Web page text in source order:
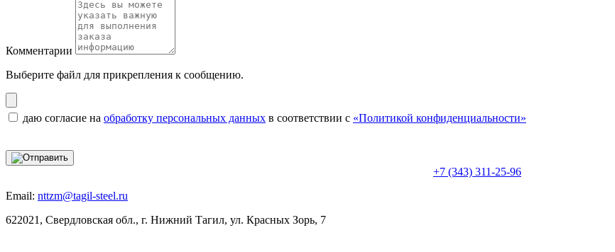
Комментарии
Выберите файл для прикрепления к сообщению.
даю согласие на обработку персональных данных в соответствии с «Политикой конфиденциальности»
+7 (343) 311-25-96
Email: nttzm@tagil-steel.ru
622021, Свердловская обл., г. Нижний Тагил, ул. Красных Зорь, 7